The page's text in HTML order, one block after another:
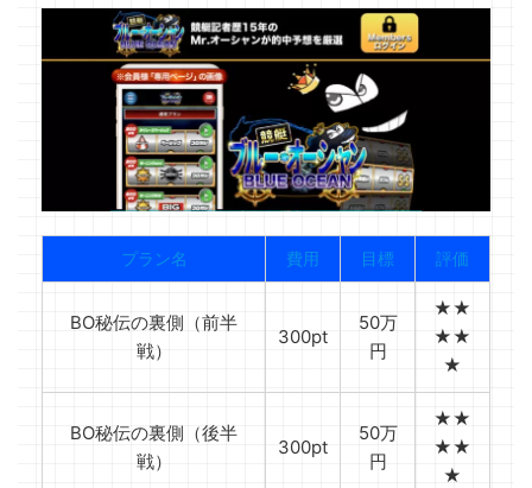
プラン名 費用 目標 評価
BO秘伝の裏側（前半
戦）
300pt
50万
円
★★
★★
★
BO秘伝の裏側（後半
戦）
300pt
50万
円
★★
★★
★